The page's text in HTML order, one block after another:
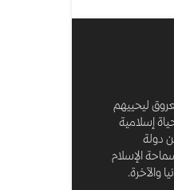
ليحييهم
إسلامية
دولة
الإسلام
والآخرة.